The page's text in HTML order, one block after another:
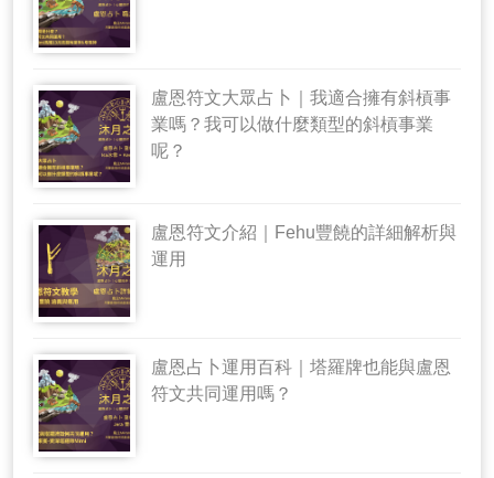
盧恩符文大眾占卜｜我適合擁有斜槓事
業嗎？我可以做什麼類型的斜槓事業
呢？
盧恩符文介紹｜Fehu豐饒的詳細解析與
運用
盧恩占卜運用百科｜塔羅牌也能與盧恩
符文共同運用嗎？